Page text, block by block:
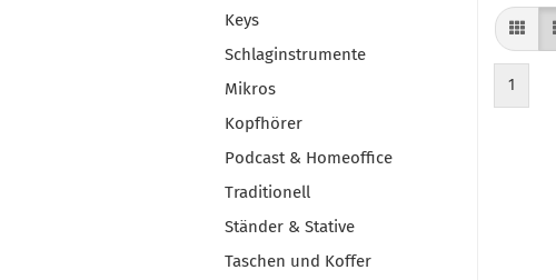
Keys
Schlaginstrumente
Mikros
Kopfhörer
Podcast & Homeoffice
Traditionell
Ständer & Stative
Taschen und Koffer
1